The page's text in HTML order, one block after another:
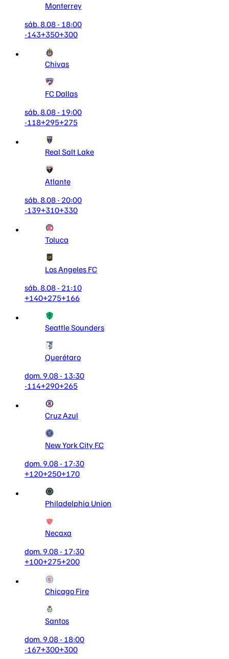
Monterrey
sáb. 8.08 - 18:00
-143+350+300
Chivas
FC Dallas
sáb. 8.08 - 19:00
-118+295+275
Real Salt Lake
Atlante
sáb. 8.08 - 20:00
-139+310+330
Toluca
Los Angeles FC
sáb. 8.08 - 21:10
+140+275+166
Seattle Sounders
Querétaro
dom. 9.08 - 13:30
-114+290+265
Cruz Azul
New York City F.C
dom. 9.08 - 17:30
+120+250+170
Philadelphia Union
Necaxa
dom. 9.08 - 17:30
+100+275+200
Chicago Fire
Santos
dom. 9.08 - 18:00
-167+300+300